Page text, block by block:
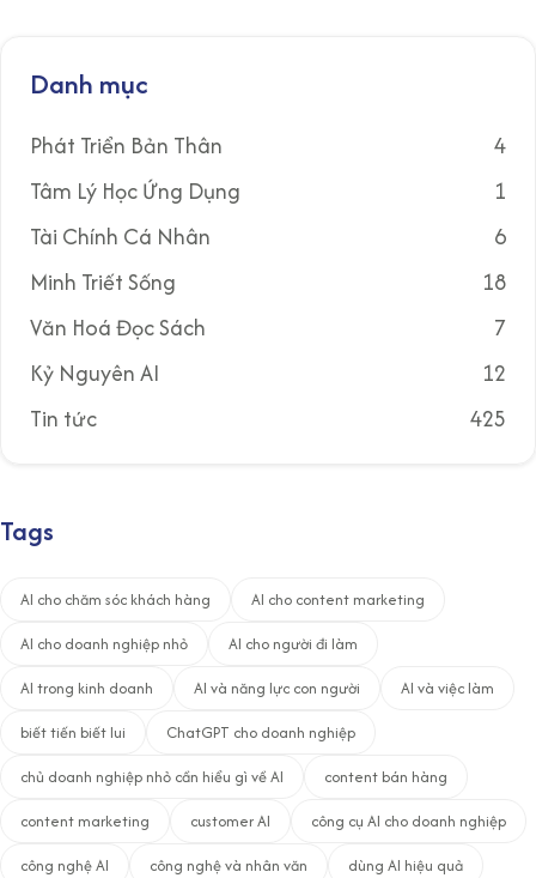
Danh mục
Phát Triển Bản Thân
4
Tâm Lý Học Ứng Dụng
1
Tài Chính Cá Nhân
6
Minh Triết Sống
18
Văn Hoá Đọc Sách
7
Kỷ Nguyên AI
12
Tin tức
425
Tags
AI cho chăm sóc khách hàng
AI cho content marketing
AI cho doanh nghiệp nhỏ
AI cho người đi làm
AI trong kinh doanh
AI và năng lực con người
AI và việc làm
biết tiến biết lui
ChatGPT cho doanh nghiệp
chủ doanh nghiệp nhỏ cần hiểu gì về AI
content bán hàng
content marketing
customer AI
công cụ AI cho doanh nghiệp
công nghệ AI
công nghệ và nhân văn
dùng AI hiệu quả